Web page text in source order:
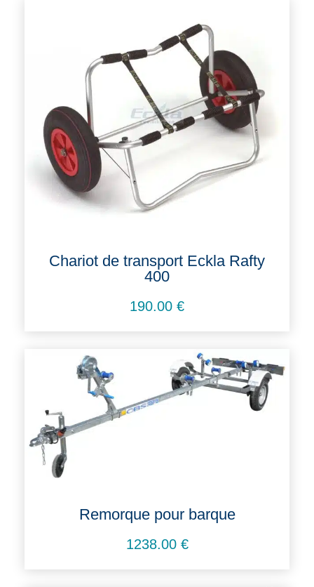
Chariot de transport Eckla Rafty
400
190.00 €
Remorque pour barque
1238.00 €